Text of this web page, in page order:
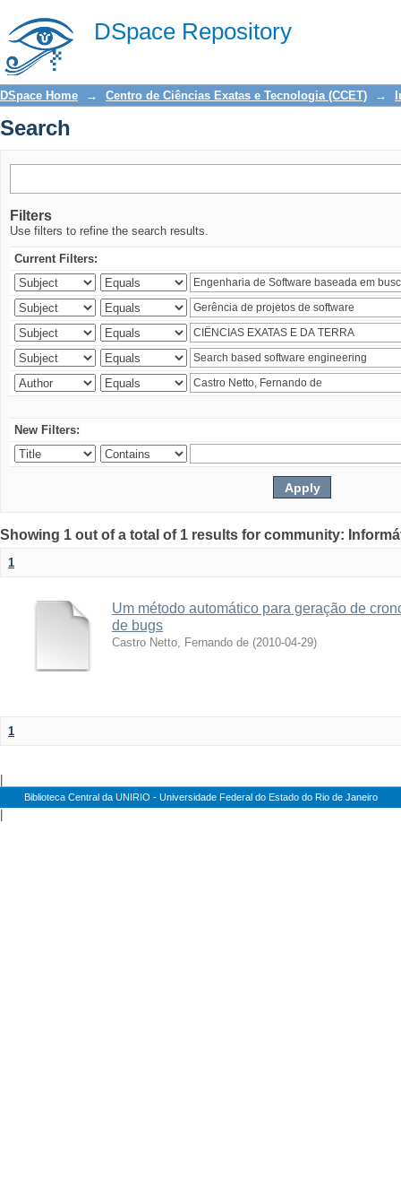
DSpace Repository
Search
DSpace Home → Centro de Ciências Exatas e Tecnologia (CCET) →
Search
Filters
Use filters to refine the search results.
Current Filters:
New Filters:
Showing 1 out of a total of 1 results for community:
1
Um método automático para geração de
de bugs
Castro Netto, Fernando de (2010-04-29)
1
Biblioteca Central da UNIRIO - Universidade Federal do Estado do Rio de Janeiro